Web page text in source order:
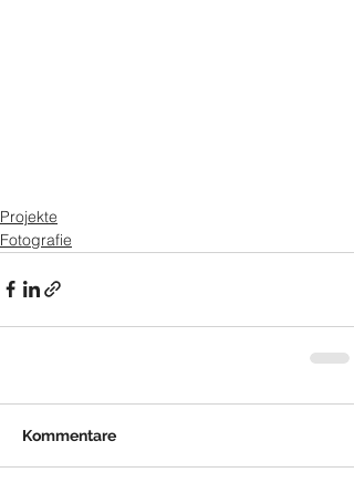
Projekte
Fotografie
Kommentare